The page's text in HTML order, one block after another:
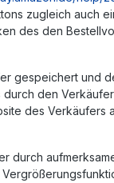
zugleich auch
des den
gespeichert und
den
des Verkäufers